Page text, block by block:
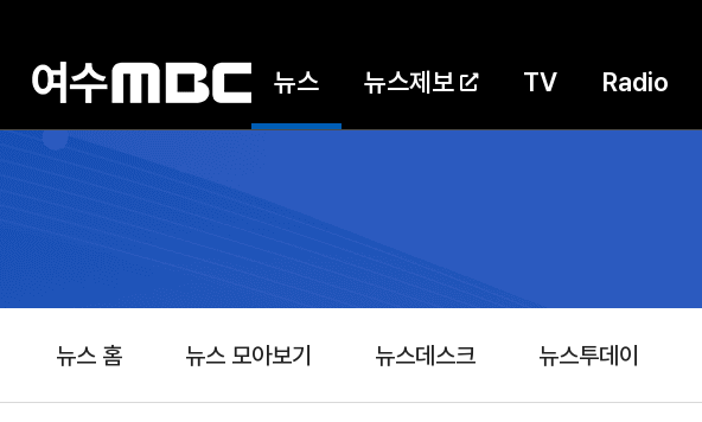
뉴스 뉴스제보 TV Radio
뉴스 홈 뉴스 모아보기 뉴스데스크 뉴스투데이